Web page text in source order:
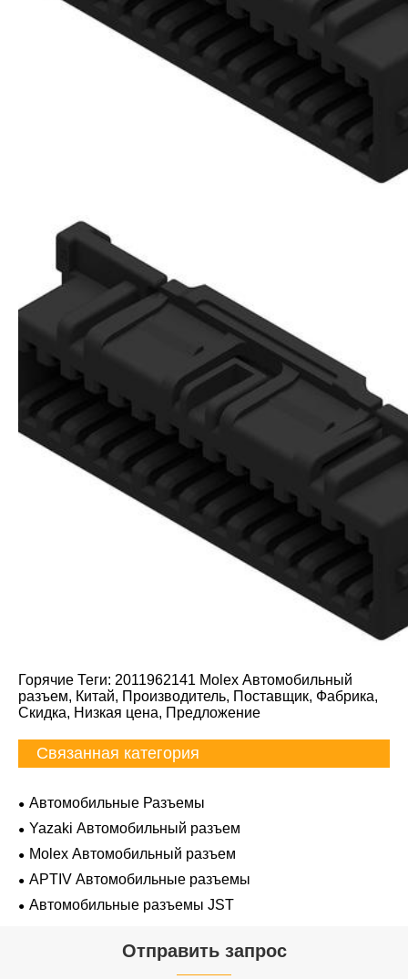
Горячие Теги: 2011962141 Molex Автомобильный
разъем, Китай, Производитель, Поставщик, Фабрика,
Скидка, Низкая цена, Предложение
Связанная категория
Автомобильные Разъемы
Yazaki Автомобильный разъем
Molex Автомобильный разъем
APTIV Автомобильные разъемы
Автомобильные разъемы JST
Отправить запрос